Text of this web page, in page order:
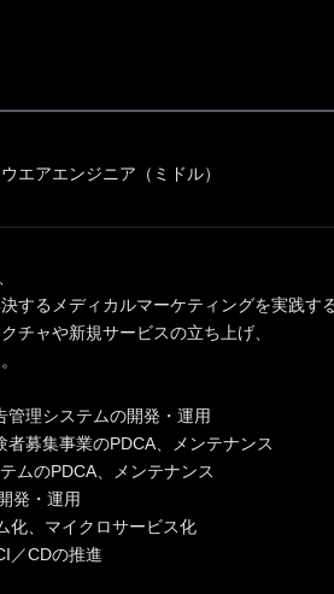
エアエンジニア（ミドル）
するメディカルマーケティングを実践す
チャや新規サービスの立ち上げ、
理システムの開発・運用
募集事業のPDCA、メンテナンス
ムのPDCA、メンテナンス
発・運用
化、マイクロサービス化
／CDの推進